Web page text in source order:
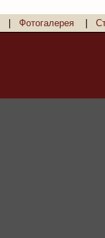
Фотогалерея